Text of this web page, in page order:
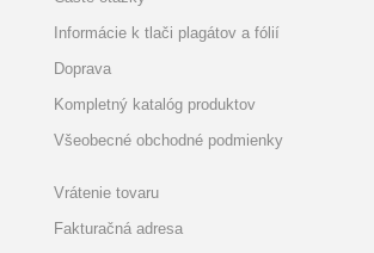
Informácie k tlači plagátov a fólií
Doprava
Kompletný katalóg produktov
Všeobecné obchodné podmienky
Vrátenie tovaru
Fakturačná adresa